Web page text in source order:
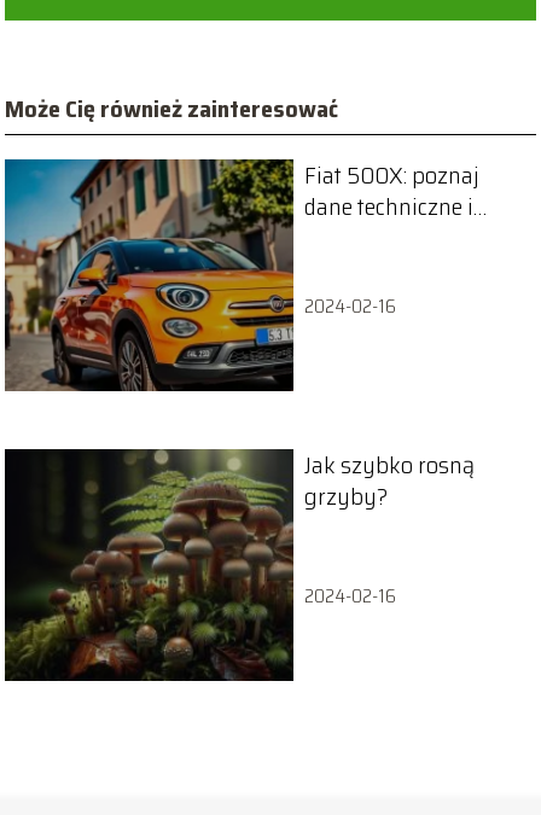
Może Cię również zainteresować
Fiat 500X: poznaj
dane techniczne i
2024-02-16
Jak szybko rosną
grzyby?
2024-02-16